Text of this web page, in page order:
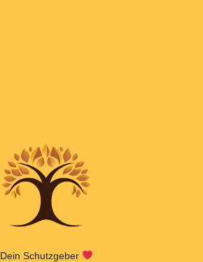
Dein Schutzgeber